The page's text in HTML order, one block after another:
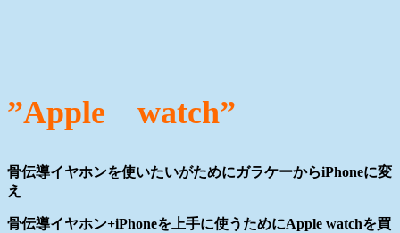
”Apple watch”
骨伝導イヤホンを使いたいがためにガラケーからiPhoneに変
え
骨伝導イヤホン+iPhoneを上手に使うためにApple watchを買